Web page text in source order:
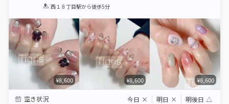
1 2 3 4 5
西１８丁目駅から徒歩5分
¥8,600 ¥8,600 ¥8,600
空き状況 今日 × 明日 × 明後日 △